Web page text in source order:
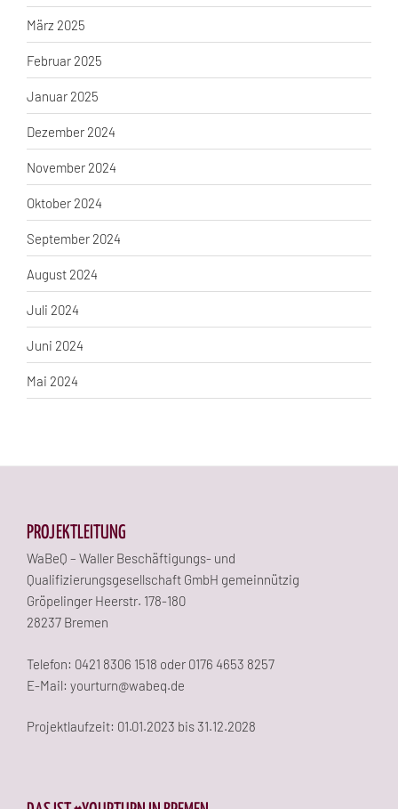
März 2025
Februar 2025
Januar 2025
Dezember 2024
November 2024
Oktober 2024
September 2024
August 2024
Juli 2024
Juni 2024
Mai 2024
PROJEKTLEITUNG
WaBeQ – Waller Beschäftigungs- und
Qualifizierungsgesellschaft GmbH gemeinnützig
Gröpelinger Heerstr. 178-180
28237 Bremen
Telefon: 0421 8306 1518 oder 0176 4653 8257
E-Mail: yourturn@wabeq.de
Projektlaufzeit: 01.01.2023 bis 31.12.2028